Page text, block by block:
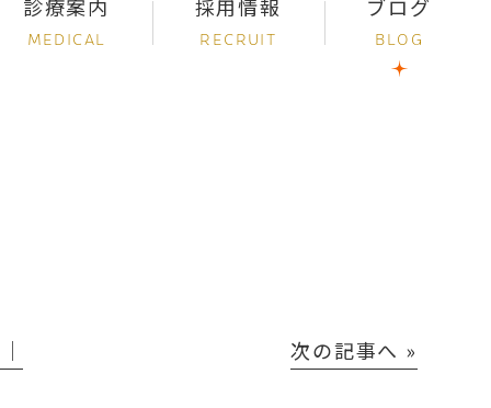
診療案内
MEDICAL
採用情報
RECRUIT
ブログ
BLOG
次の記事へ »